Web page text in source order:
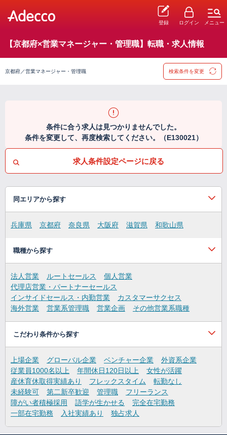
登録 ログイン メニュー
【京都府×営業マネージャー・管理職】転職・求人情報
京都府／営業マネージャー・管理職 検索条件を変更
条件に合う求人は見つかりませんでした。
条件を変更して、再度検索してください。（E130021）
求人条件設定ページに戻る
同エリアから探す
兵庫県 京都府 奈良県 大阪府 滋賀県 和歌山県
職種から探す
法人営業 ルートセールス
個人営業
代理店営業・パートナーセールス
インサイドセールス・内勤営業
カスタマーサクセス
海外営業
営業系管理職 営業企画 その他営業系職種
こだわり条件から探す
上場企業 グローバル企業 ベンチャー企業
外資系企業
従業員1000名以上
年間休日120日以上
女性が活躍
産休育休取得実績あり
フレックスタイム
転勤なし
未経験可
第二新卒歓迎 管理職
フリーランス
障がい者積極採用
語学が生かせる
完全在宅勤務
一部在宅勤務
入社実績あり 独占求人